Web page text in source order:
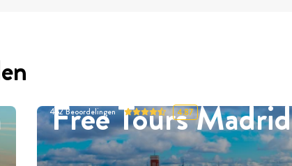
Free Tours Madrid
452Beoordelingen 4.87